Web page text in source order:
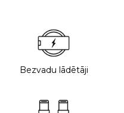
Bezvadu lādētāji